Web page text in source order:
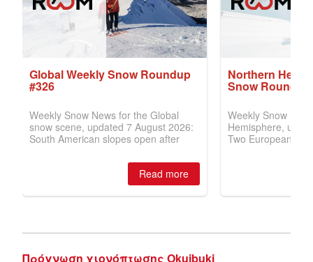
Πρόγνωση χιονόπτωσης Okuibuki